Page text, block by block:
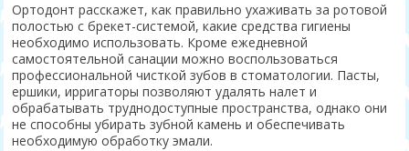
Ортодонт расскажет, как правильно ухаживать за ротовой
полостью с брекет-системой, какие средства гигиены
необходимо использовать. Кроме ежедневной
самостоятельной санации можно воспользоваться
профессиональной чисткой зубов в стоматологии. Пасты,
ершики, ирригаторы позволяют удалять налет и
обрабатывать труднодоступные пространства, однако они
не способны убирать зубной камень и обеспечивать
необходимую обработку эмали.